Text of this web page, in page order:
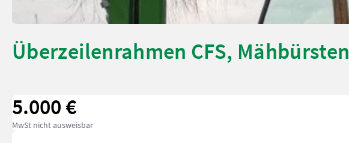
Überzeilenrahmen CFS, Mähbürsten
5.000 €
MwSt nicht ausweisbar